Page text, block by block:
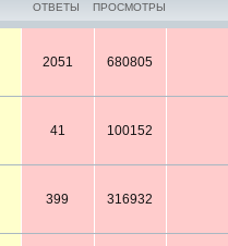
ОТВЕТЫ ПРОСМОТРЫ
2051 680805
41 100152
399 316932